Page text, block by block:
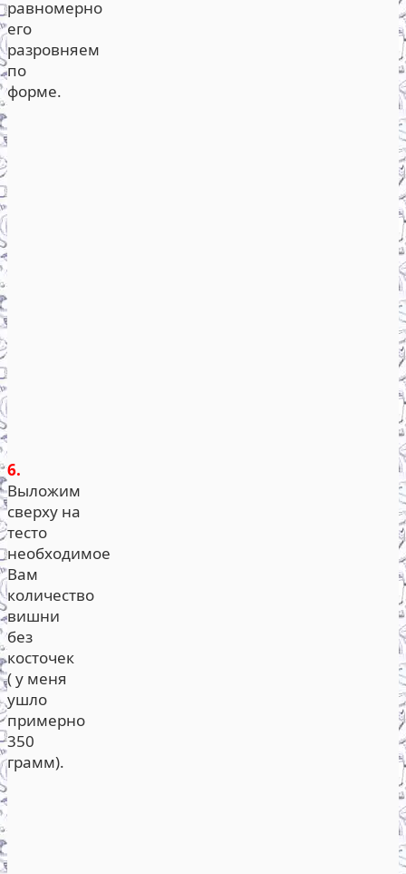
равномерно
его
разровняем
по
форме.
6.
Выложим
сверху на
тесто
необходимое
Вам
количество
вишни
без
косточек
( у меня
ушло
примерно
350
грамм).